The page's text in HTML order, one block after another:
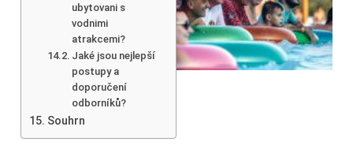
ubytovani s
vodnimi
atrakcemi?
Jaké jsou nejlepší
postupy a
doporučení
odborníků?
Souhrn